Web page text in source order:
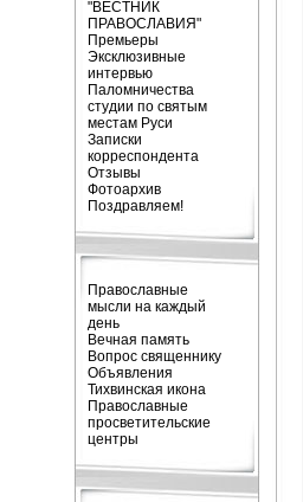
"ВЕСТНИК
ПРАВОСЛАВИЯ"
Премьеры
Эксклюзивные
интервью
Паломничества
студии по святым
местам Руси
Записки
корреспондента
Отзывы
Фотоархив
Поздравляем!
Православные
мысли на каждый
день
Вечная память
Вопрос священнику
Объявления
Тихвинская икона
Православные
просветительские
центры